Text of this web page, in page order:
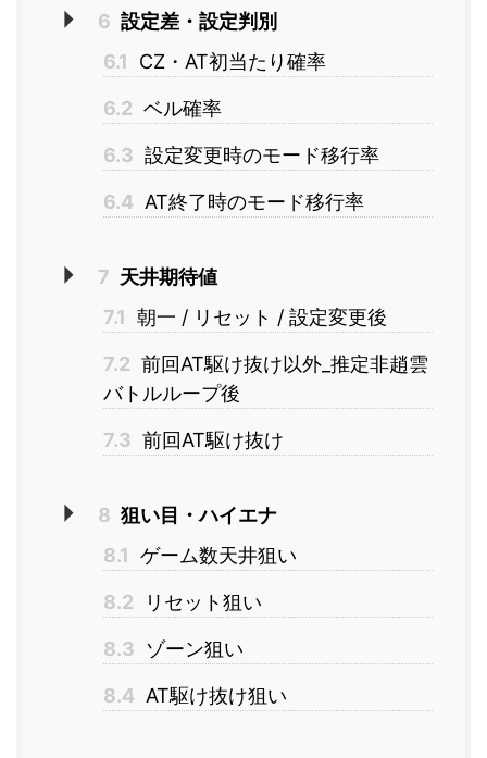
6 設定差・設定判別
6.1
CZ・AT初当たり確率
6.2 ベル確率
6.3 設定変更時のモード移行率
6.4 AT終了時のモード移行率
7 天井期待値
7.1 朝一 / リセット / 設定変更後
7.2 前回AT駆け抜け以外_推定非趙雲
バトルループ後
7.3 前回AT駆け抜け
8 狙い目・ハイエナ
8.1 ゲーム数天井狙い
8.2 リセット狙い
8.3 ゾーン狙い
8.4 AT駆け抜け狙い